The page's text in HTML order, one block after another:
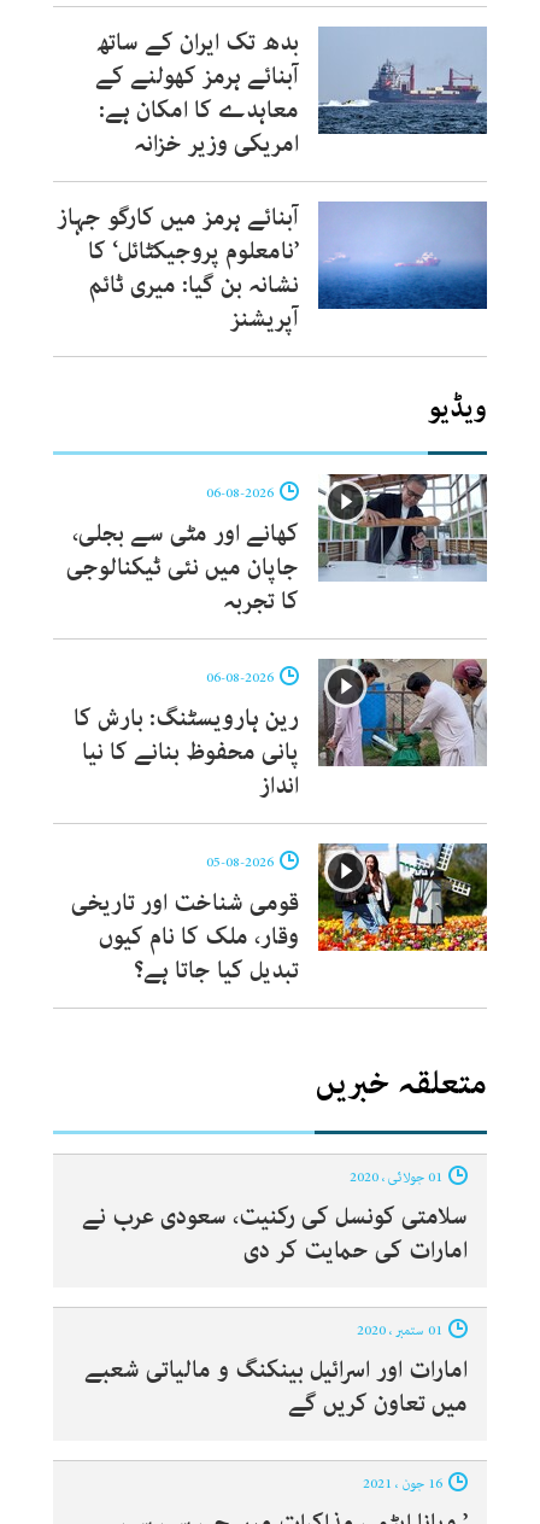
بدھ تک ایران کے ساتھ
آبنائے ہرمز کھولنے کے
معاہدے کا امکان ہے:
امریکی وزیر خزانہ
آبنائے ہرمز میں کارگو جہاز
’نامعلوم پروجیکٹائل‘ کا
نشانہ بن گیا: میری ٹائم
آپریشنز
ویڈیو
کھانے اور مٹی سے بجلی،
جاپان میں نئی ٹیکنالوجی
کا تجربہ
رین ہارویسٹنگ: بارش کا
پانی محفوظ بنانے کا نیا
انداز
قومی شناخت اور تاریخی
وقار، ملک کا نام کیوں
تبدیل کیا جاتا ہے؟
متعلقہ خبریں
سلامتی کونسل کی رکنیت، سعودی عرب نے
امارات کی حمایت کر دی
امارات اور اسرائیل بینکنگ و مالیاتی شعبے
میں تعاون کریں گے